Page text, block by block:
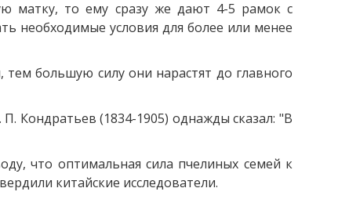
матку, то ему сразу же дают 4-5 рамок с
необходимые условия для более или менее
большую силу они нарастят до главного
Кондратьев (1834-1905) однажды сказал: "В
что оптимальная сила пчелиных семей к
китайские исследователи.